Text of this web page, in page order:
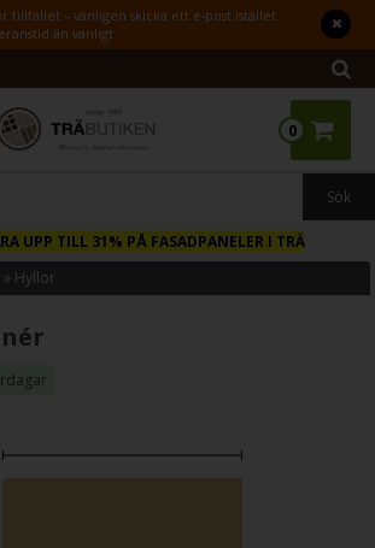
tillfället – vänligen skicka ett e-post istället.
än vanligt.
0
UPP TILL 31% PÅ FASADPANELER I TRÄ
» Hyllor